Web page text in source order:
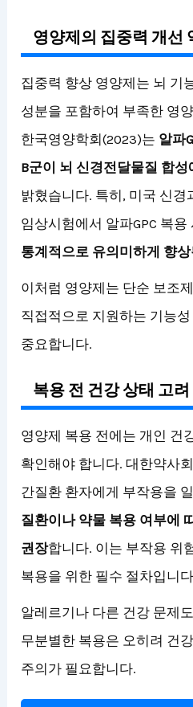
영양제의 집중력 개선
집중력 향상 영양제는 뇌 기
성분을 포함하여 부족한 영
한국영양학회(2023)는 알파
B군이 뇌 신경전달물질 합
밝혔습니다. 특히, 미국 신경
임상시험에서 알파GPC 복용
통계적으로 유의미하게 향상
이처럼 영양제는 단순 보조
직접적으로 지원하는 기능
중요합니다.
복용 전 건강 상태 고려
영양제 복용 전에는 개인 건
확인해야 합니다. 대한약사
간질환 환자에게 부작용을
질환이나 약물 복용 여부에
권장합니다. 이는 부작용 위
복용을 위한 필수 절차입니
알레르기나 다른 건강 문제
무분별한 복용은 오히려 건
주의가 필요합니다.